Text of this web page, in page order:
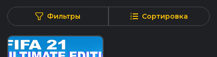
Фильтры Сортировка